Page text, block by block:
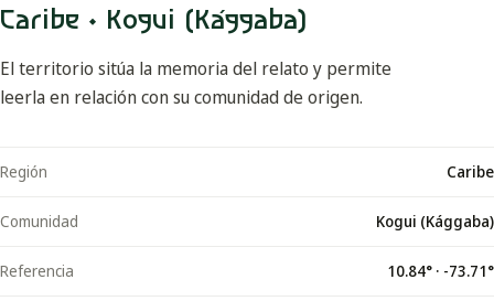
Caribe · Kogui (Kággaba)
El territorio sitúa la memoria del relato y permite
leerla en relación con su comunidad de origen.
Región Caribe
Comunidad Kogui (Kággaba)
Referencia 10.84° · -73.71°